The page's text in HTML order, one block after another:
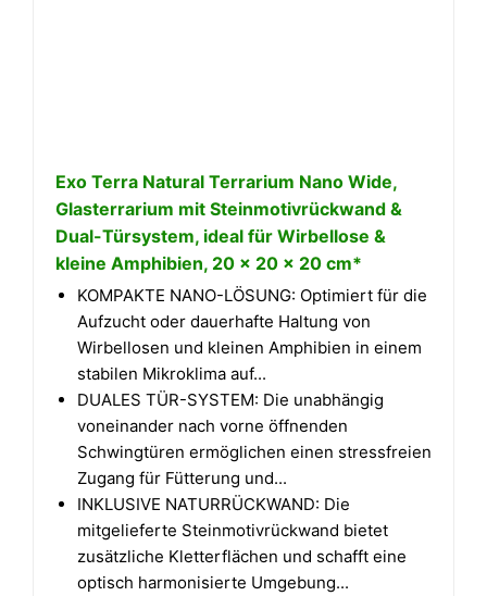
Exo Terra Natural Terrarium Nano Wide,
Glasterrarium mit Steinmotivrückwand &
Dual-Türsystem, ideal für Wirbellose &
kleine Amphibien, 20 x 20 x 20 cm*
KOMPAKTE NANO-LÖSUNG: Optimiert für die
Aufzucht oder dauerhafte Haltung von
Wirbellosen und kleinen Amphibien in einem
stabilen Mikroklima auf...
DUALES TÜR-SYSTEM: Die unabhängig
voneinander nach vorne öffnenden
Schwingtüren ermöglichen einen stressfreien
Zugang für Fütterung und...
INKLUSIVE NATURRÜCKWAND: Die
mitgelieferte Steinmotivrückwand bietet
zusätzliche Kletterflächen und schafft eine
optisch harmonisierte Umgebung...